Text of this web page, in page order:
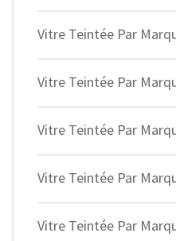
Vitre Teintée Par
Vitre Teintée Par
Vitre Teintée Par
Vitre Teintée Par
Vitre Teintée Par